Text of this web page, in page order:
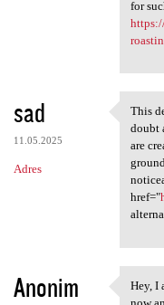
for
sad
11.05.2025
Adres
This
This
doubt
are
href="
Anonim Hey, I
Hey, I